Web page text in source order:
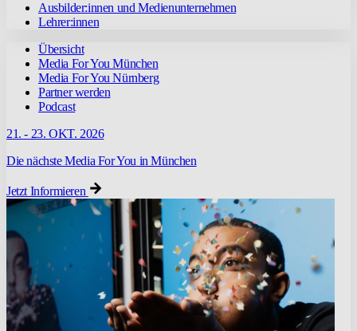
Ausbilder:innen und Medienunternehmen
Lehrer:innen
Übersicht
Media For You München
Media For You Nürnberg
Partner werden
Podcast
21. - 23. OKT. 2026
Die nächste Media For You in München
Jetzt Informieren